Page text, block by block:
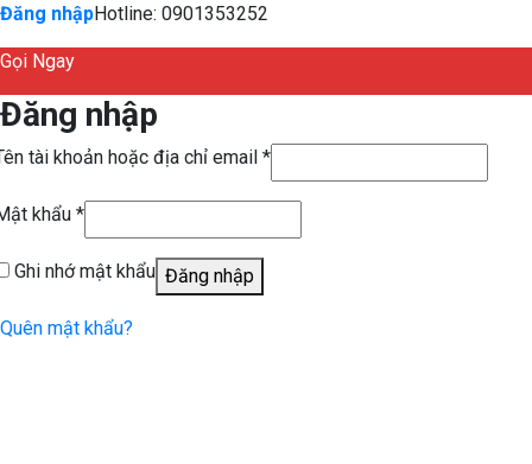
Đăng nhậpHotline: 0901353252
Gọi Ngay
Đăng nhập
tài khoản hoặc địa chỉ email *
khẩu *
Ghi nhớ mật khẩu Đăng nhập
Quên mật khẩu?